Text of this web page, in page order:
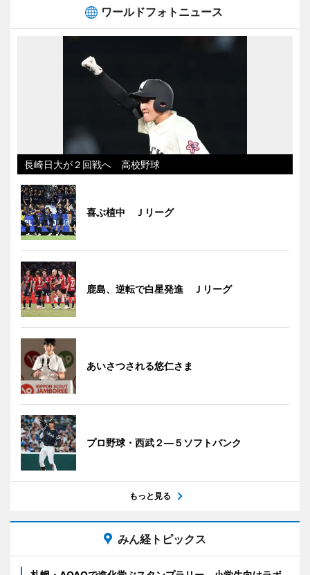
ワールドフォトニュース
長崎日大が２回戦へ 高校野球
喜ぶ植中 Ｊリーグ
鹿島、逆転で白星発進 Ｊリーグ
あいさつされる悠仁さま
プロ野球・西武２―５ソフトバンク
もっと見る
みん経トピックス